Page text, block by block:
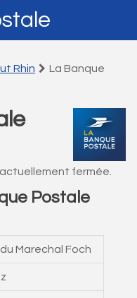
Rhin
La Banque
fermée.
Postale
Marechal Foch